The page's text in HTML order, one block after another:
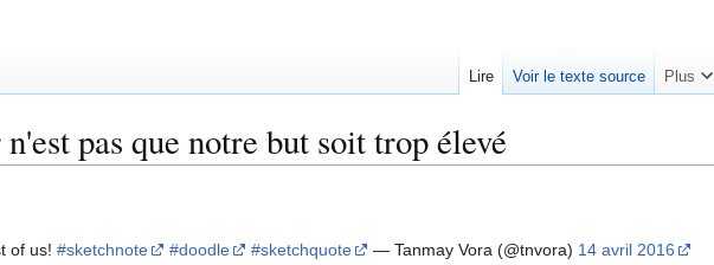
pas que notre but soit trop élevé
of us! #sketchnote #doodle #sketchquote — Tanmay Vora (@tnvora) 14 avril 2016
Lire Voir le texte source Plus